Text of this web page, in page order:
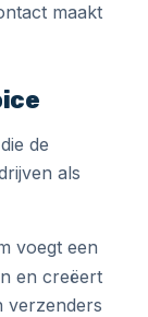
maakt
de
als
voegt een
en creëert
verzenders